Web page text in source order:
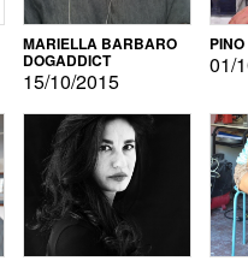
MARIELLA BARBARO
DOGADDICT
15/10/2015
01/